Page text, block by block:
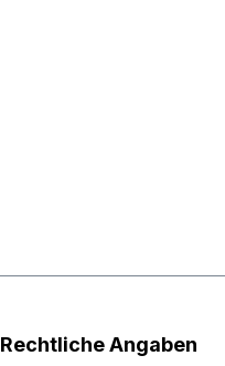
Rechtliche Angaben